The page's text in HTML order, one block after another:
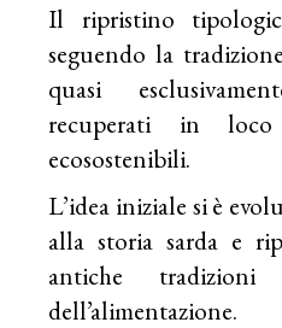
Il ripristino
seguendo la
quasi
recuperati in
ecosostenibili.
L’idea iniziale si è
alla storia sarda e
antiche tradizioni
dell’alimentazione.